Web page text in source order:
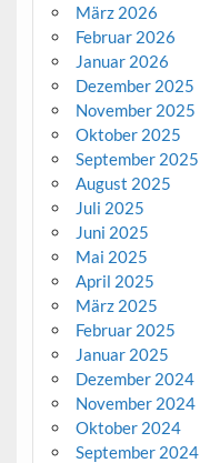
März 2026
Februar 2026
Januar 2026
Dezember 2025
November 2025
Oktober 2025
September 2025
August 2025
Juli 2025
Juni 2025
Mai 2025
April 2025
März 2025
Februar 2025
Januar 2025
Dezember 2024
November 2024
Oktober 2024
September 2024